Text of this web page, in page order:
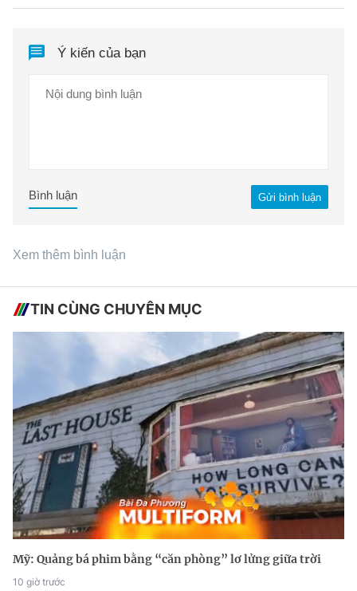
Ý kiến của bạn
Gửi bình luận
Bình luận
Xem thêm bình luận
TIN CÙNG CHUYÊN MỤC
Mỹ: Quảng bá phim bằng “căn phòng” lơ lửng giữa trời
10 giờ trước